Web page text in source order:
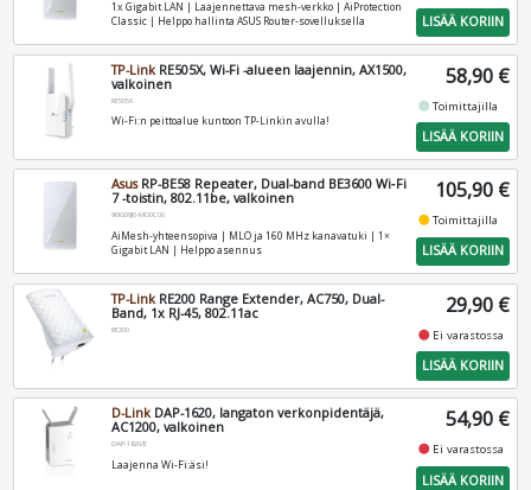
1x Gigabit LAN | Laajennettava mesh‑verkko | AiProtection
Classic | Helppo hallinta ASUS Router‑sovelluksella
LISÄÄ KORIIN
TP-Link RE505X, Wi-Fi -alueen laajennin, AX1500,
valkoinen
RE505X
Wi-Fi:n peittoalue kuntoon TP-Linkin avulla!
58,90 €
fiber_manual_recordToimittajilla
LISÄÄ KORIIN
AsusRP-BE58 Repeater, Dual-band BE3600 Wi‑Fi
7 -toistin, 802.11be, valkoinen
90IG09J0-MO0C00
AiMesh‑yhteensopiva | MLO ja 160 MHz kanavatuki | 1×
Gigabit LAN | Helppo asennus
105,90 €
fiber_manual_recordToimittajilla
LISÄÄ KORIIN
TP-Link RE200 Range Extender, AC750, Dual-
Band, 1x RJ-45, 802.11ac
RE200
29,90 €
fiber_manual_record Ei varastossa
LISÄÄ KORIIN
D-LinkDAP-1620, langaton verkonpidentäjä,
AC1200, valkoinen
DAP-1620/E
Laajenna Wi-Fi:äsi!
54,90 €
fiber_manual_record Ei varastossa
LISÄÄ KORIIN